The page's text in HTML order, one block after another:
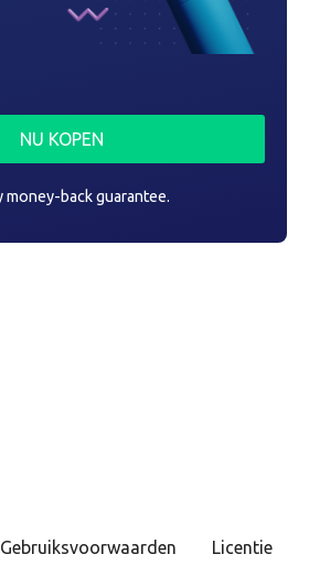
NU KOPEN
money-back guarantee.
Gebruiksvoorwaarden Licentie